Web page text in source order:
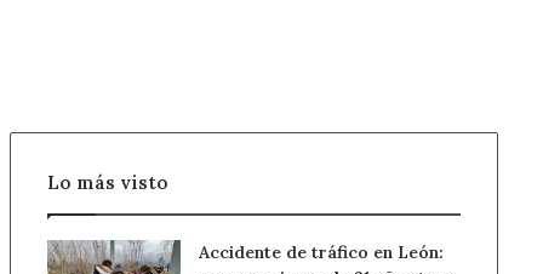
Lo más visto
Accidente de tráfico en León: